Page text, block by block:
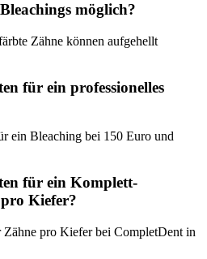
möglich?
Zähne können aufgehellt
für ein professionelles
ein Bleaching bei 150 Euro und
für ein Komplett-
Kiefer?
pro Kiefer bei CompletDent in